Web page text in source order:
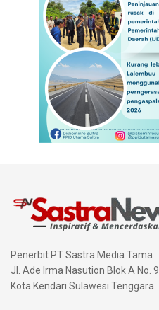
Penerbit PT Sastra Media Tama
Jl. Ade Irma Nasution Blok A No. 9
Kota Kendari Sulawesi Tenggara